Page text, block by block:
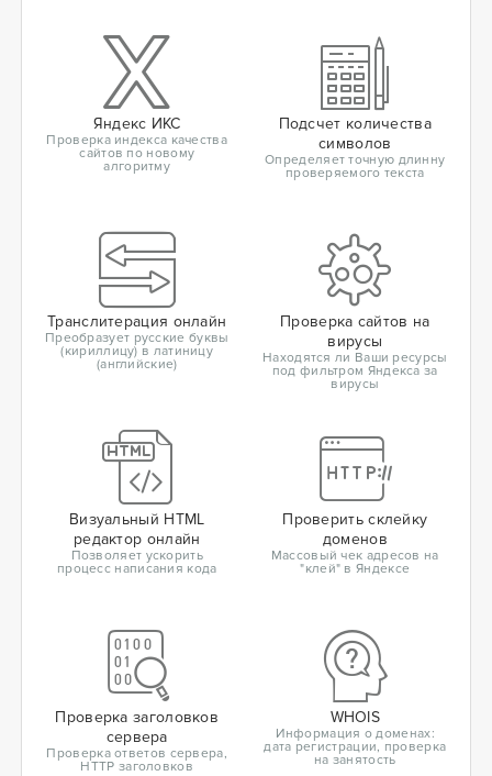
Яндекс ИКС
Проверка индекса качества
сайтов по новому
алгоритму
Подсчет количества
символов
Определяет точную длинну
проверяемого текста
Транслитерация онлайн
Преобразует русские буквы
(кириллицу) в латиницу
(английские)
Проверка сайтов на
вирусы
Находятся ли Ваши ресурсы
под фильтром Яндекса за
вирусы
Визуальный HTML
редактор онлайн
Позволяет ускорить
процесс написания кода
Проверить склейку
доменов
Массовый чек адресов на
"клей" в Яндексе
Проверка заголовков
сервера
Проверка ответов сервера,
HTTP заголовков
WHOIS
Информация о доменах:
дата регистрации, проверка
на занятость